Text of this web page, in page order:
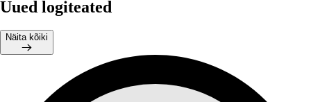
Uued logiteated
Näita kõiki